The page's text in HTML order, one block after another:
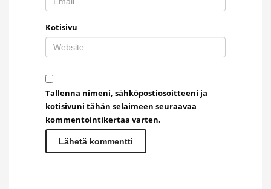
Kotisivu
Tallenna nimeni, sähköpostiosoitteeni ja
kotisivuni tähän selaimeen seuraavaa
kommentointikertaa varten.